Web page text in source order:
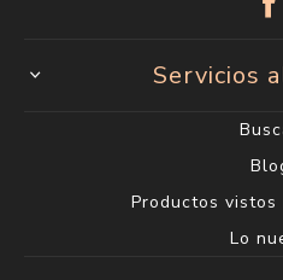
Servicios
Productos vistos
Lo